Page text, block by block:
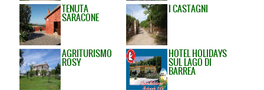
TENUTA
SARACONE
I CASTAGNI
AGRITURISMO
ROSY
HOTEL HOLIDAYS
SUL LAGO DI
BARREA